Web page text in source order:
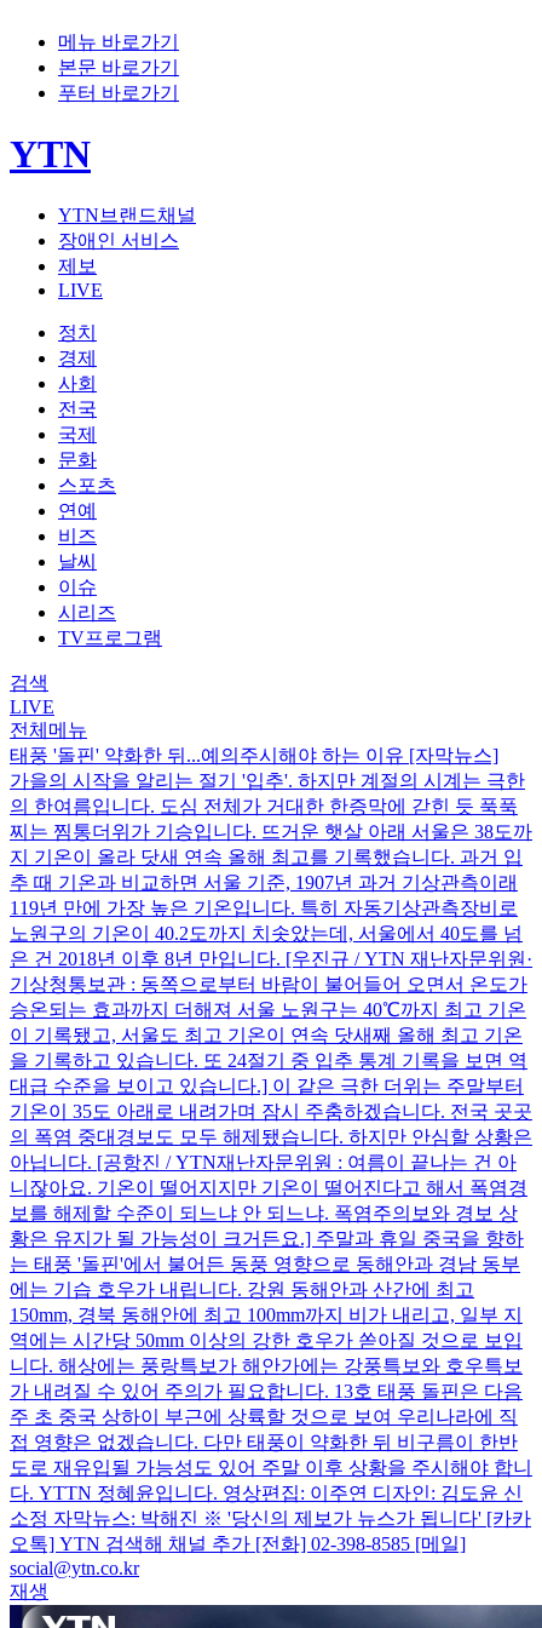
메뉴 바로가기
본문 바로가기
푸터 바로가기
YTN
YTN브랜드채널
장애인 서비스
제보
LIVE
정치
경제
사회
전국
국제
문화
스포츠
연예
비즈
날씨
이슈
시리즈
TV프로그램
검색
LIVE
전체메뉴
태풍 '돌핀' 약화한 뒤...예의주시해야 하는 이유 [자막뉴스]
가을의 시작을 알리는 절기 '입추'. 하지만 계절의 시계는 극한
의 한여름입니다. 도심 전체가 거대한 한증막에 갇힌 듯 푹푹
찌는 찜통더위가 기승입니다. 뜨거운 햇살 아래 서울은 38도까
지 기온이 올라 닷새 연속 올해 최고를 기록했습니다. 과거 입
추 때 기온과 비교하면 서울 기준, 1907년 과거 기상관측이래
119년 만에 가장 높은 기온입니다. 특히 자동기상관측장비로
노원구의 기온이 40.2도까지 치솟았는데, 서울에서 40도를 넘
은 건 2018년 이후 8년 만입니다. [우진규 / YTN 재난자문위원·
기상청통보관 : 동쪽으로부터 바람이 불어들어 오면서 온도가
승온되는 효과까지 더해져 서울 노원구는 40℃까지 최고 기온
이 기록됐고, 서울도 최고 기온이 연속 닷새째 올해 최고 기온
을 기록하고 있습니다. 또 24절기 중 입추 통계 기록을 보면 역
대급 수준을 보이고 있습니다.] 이 같은 극한 더위는 주말부터
기온이 35도 아래로 내려가며 잠시 주춤하겠습니다. 전국 곳곳
의 폭염 중대경보도 모두 해제됐습니다. 하지만 안심할 상황은
아닙니다. [공항진 / YTN재난자문위원 : 여름이 끝나는 건 아
니잖아요. 기온이 떨어지지만 기온이 떨어진다고 해서 폭염경
보를 해제할 수준이 되느냐 안 되느냐. 폭염주의보와 경보 상
황은 유지가 될 가능성이 크거든요.] 주말과 휴일 중국을 향하
는 태풍 '돌핀'에서 불어든 동풍 영향으로 동해안과 경남 동부
에는 기습 호우가 내립니다. 강원 동해안과 산간에 최고
150mm, 경북 동해안에 최고 100mm까지 비가 내리고, 일부 지
역에는 시간당 50mm 이상의 강한 호우가 쏟아질 것으로 보입
니다. 해상에는 풍랑특보가 해안가에는 강풍특보와 호우특보
가 내려질 수 있어 주의가 필요합니다. 13호 태풍 돌핀은 다음
주 초 중국 상하이 부근에 상륙할 것으로 보여 우리나라에 직
접 영향은 없겠습니다. 다만 태풍이 약화한 뒤 비구름이 한반
도로 재유입될 가능성도 있어 주말 이후 상황을 주시해야 합니
다. YTTN 정혜윤입니다. 영상편집: 이주연 디자인: 김도윤 신
소정 자막뉴스: 박해진 ※ '당신의 제보가 뉴스가 됩니다' [카카
오톡] YTN 검색해 채널 추가 [전화] 02-398-8585 [메일]
social@ytn.co.kr
재생